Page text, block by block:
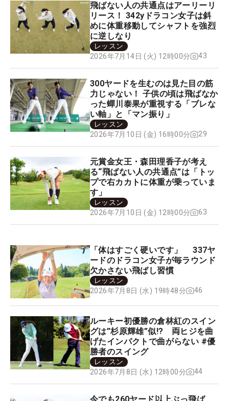
飛ばない人の共通点はアーリーリ
リース！ 342yドラコン女子は斜
めに体重移動してシャフトを強烈
に逆しなり
レッスン
2026年7月14日 (火) 12時00分
43
300ヤードを生むのは見た目の筋
力じゃない！ 子供の頃は飛ばなか
った蟬川泰果が重視する「ブレな
い軸」と「マン振り」
レッスン
2026年7月10日 (金) 16時00分
29
元賞金女王・森田理香子が考え
る“飛ばない人の共通点”は「トッ
プで右カカトに体重が乗っていま
す」
レッスン
2026年7月10日 (金) 12時00分
63
「体はすごく硬いです」 337ヤ
ードのドラコン女子が毎ラウンド
欠かさない飛ばし習慣
レッスン
2026年7月8日 (水) 19時48分
46
ルーキー初優勝の倉林紅のスイン
グは”杉原輝雄”似!? 両ヒジを曲
げたインパクトで曲がらない #優
勝者のスイング
レッスン
2026年7月8日 (水) 12時00分
44